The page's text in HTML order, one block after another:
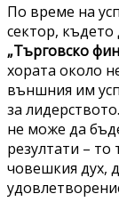
По време на
сектор, където
„Търговско
хората около
външния им
за
не може да
резултати – то
човешкия дух,